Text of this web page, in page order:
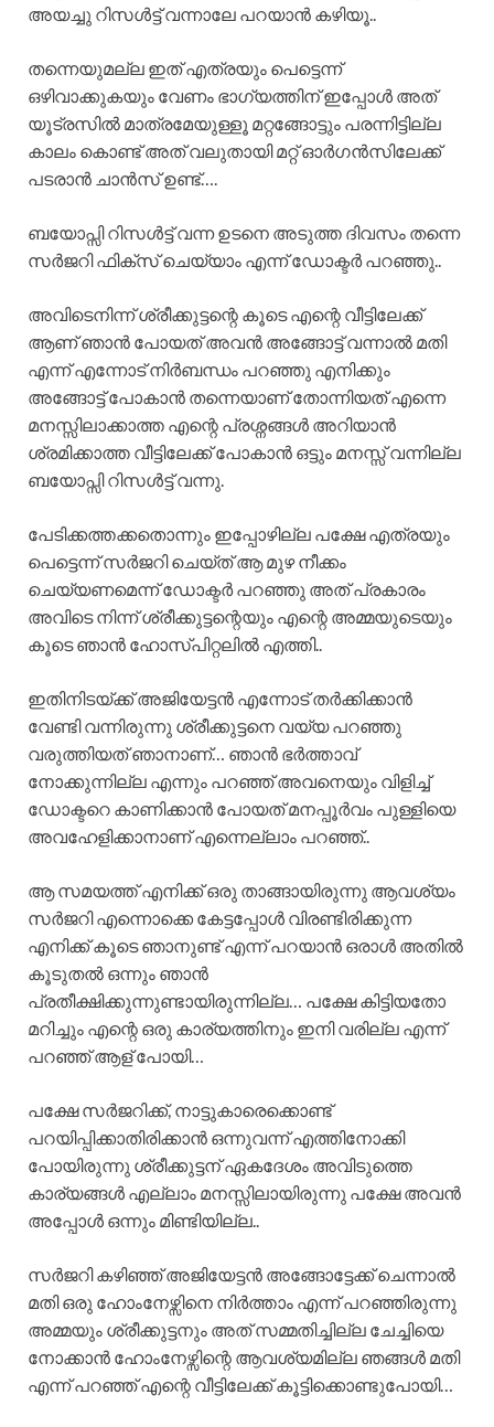
അയച്ചു റിസൾട്ട് വന്നാലേ പറയാൻ കഴിയൂ..
തന്നെയുമല്ല ഇത് എത്രയും പെട്ടെന്ന്
ഒഴിവാക്കുകയും വേണം ഭാഗ്യത്തിന് ഇപ്പോൾ അത്
യൂട്രസിൽ മാത്രമേയുള്ളൂ മറ്റങ്ങോട്ടും പരന്നിട്ടില്ല
കാലം കൊണ്ട് അത് വലുതായി മറ്റ് ഓർഗൻസിലേക്ക്
പടരാൻ ചാൻസ് ഉണ്ട്….
ബയോപ്സി റിസൾട്ട് വന്ന ഉടനെ അടുത്ത ദിവസം തന്നെ
സർജറി ഫിക്സ് ചെയ്യാം എന്ന് ഡോക്ടർ പറഞ്ഞു..
അവിടെനിന്ന് ശ്രീക്കുട്ടന്റെ കൂടെ എന്റെ വീട്ടിലേക്ക്
ആണ് ഞാൻ പോയത് അവൻ അങ്ങോട്ട് വന്നാൽ മതി
എന്ന് എന്നോട് നിർബന്ധം പറഞ്ഞു എനിക്കും
അങ്ങോട്ട് പോകാൻ തന്നെയാണ് തോന്നിയത് എന്നെ
മനസ്സിലാക്കാത്ത എന്റെ പ്രശ്നങ്ങൾ അറിയാൻ
ശ്രമിക്കാത്ത വീട്ടിലേക്ക് പോകാൻ ഒട്ടും മനസ്സ് വന്നില്ല
ബയോപ്സി റിസൾട്ട് വന്നു.
പേടിക്കത്തക്കതൊന്നും ഇപ്പോഴില്ല പക്ഷേ എത്രയും
പെട്ടെന്ന് സർജറി ചെയ്ത് ആ മുഴ നീക്കം
ചെയ്യണമെന്ന് ഡോക്ടർ പറഞ്ഞു അത് പ്രകാരം
അവിടെ നിന്ന് ശ്രീക്കുട്ടന്റെയും എന്റെ അമ്മയുടെയും
കൂടെ ഞാൻ ഹോസ്പിറ്റലിൽ എത്തി..
ഇതിനിടയ്ക്ക് അജിയേട്ടൻ എന്നോട് തർക്കിക്കാൻ
വേണ്ടി വന്നിരുന്നു ശ്രീക്കുട്ടനെ വയ്യ പറഞ്ഞു
വരുത്തിയത് ഞാനാണ്… ഞാൻ ഭർത്താവ്
നോക്കുന്നില്ല എന്നും പറഞ്ഞ് അവനെയും വിളിച്ച്
ഡോക്ടറെ കാണിക്കാൻ പോയത് മനപ്പൂർവം പുള്ളിയെ
അവഹേളിക്കാനാണ് എന്നെല്ലാം പറഞ്ഞ്..
ആ സമയത്ത് എനിക്ക് ഒരു താങ്ങായിരുന്നു ആവശ്യം
സർജറി എന്നൊക്കെ കേട്ടപ്പോൾ വിരണ്ടിരിക്കുന്ന
എനിക്ക് കൂടെ ഞാനുണ്ട് എന്ന് പറയാൻ ഒരാൾ അതിൽ
കൂടുതൽ ഒന്നും ഞാൻ
പ്രതീക്ഷിക്കുന്നുണ്ടായിരുന്നില്ല… പക്ഷേ കിട്ടിയതോ
മറിച്ചും എന്റെ ഒരു കാര്യത്തിനും ഇനി വരില്ല എന്ന്
പറഞ്ഞ് ആള് പോയി…
പക്ഷേ സർജറിക്ക്, നാട്ടുകാരെക്കൊണ്ട്
പറയിപ്പിക്കാതിരിക്കാൻ ഒന്നുവന്ന് എത്തിനോക്കി
പോയിരുന്നു ശ്രീക്കുട്ടന് ഏകദേശം അവിടുത്തെ
കാര്യങ്ങൾ എല്ലാം മനസ്സിലായിരുന്നു പക്ഷേ അവൻ
അപ്പോൾ ഒന്നും മിണ്ടിയില്ല..
സർജറി കഴിഞ്ഞ് അജിയേട്ടൻ അങ്ങോട്ടേക്ക് ചെന്നാൽ
മതി ഒരു ഹോംനേഴ്സിനെ നിർത്താം എന്ന് പറഞ്ഞിരുന്നു
അമ്മയും ശ്രീക്കുട്ടനും അത് സമ്മതിച്ചില്ല ചേച്ചിയെ
നോക്കാൻ ഹോംനേഴ്സിന്റെ ആവശ്യമില്ല ഞങ്ങൾ മതി
എന്ന് പറഞ്ഞ് എന്റെ വീട്ടിലേക്ക് കൂട്ടിക്കൊണ്ടുപോയി…